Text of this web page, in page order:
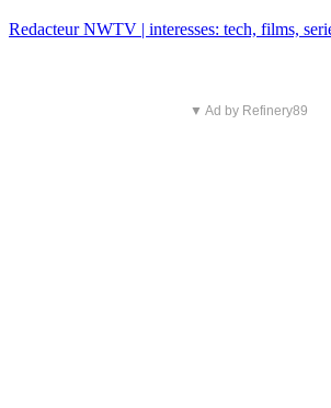
Redacteur NWTV | interesses: tech, films,
▼ Ad by Refinery89